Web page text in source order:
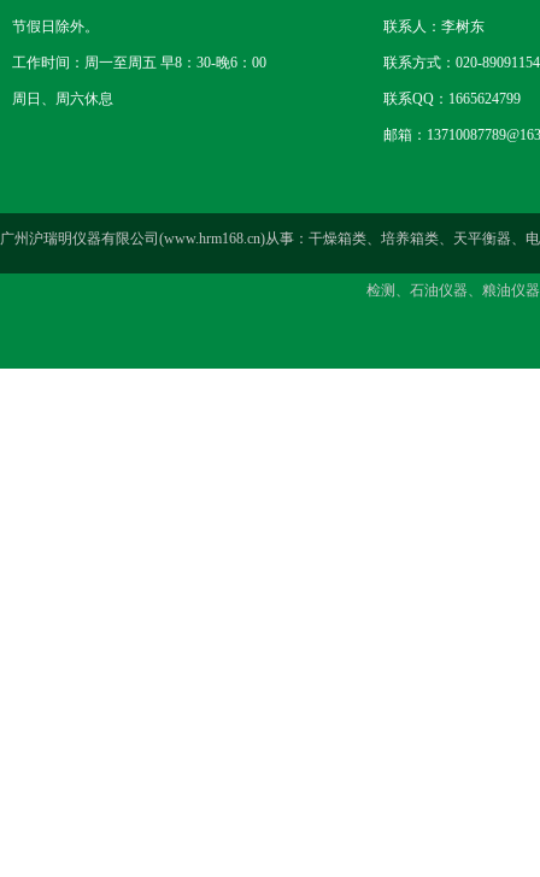
节假日除外。
工作时间：周一至周五 早8：30-晚6：00
周日、周六休息
联系人：李树东
联系方式：020-89091154
联系QQ：1665624799
邮箱：
广州沪瑞明仪器有限公司(www.hrm168.cn)从事：干燥箱类、培养箱类、天平衡器
检测、石油仪器、粮油仪